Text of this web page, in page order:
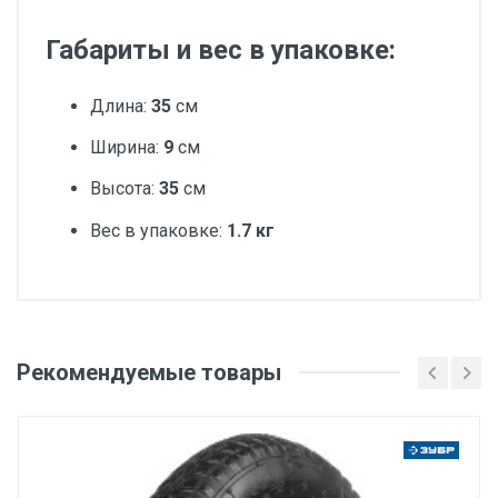
Габариты и вес в упаковке:
Длина: 35 см
Ширина: 9 см
Высота: 35 см
Вес в упаковке: 1.7 кг
Вес
Рекомендуемые товары